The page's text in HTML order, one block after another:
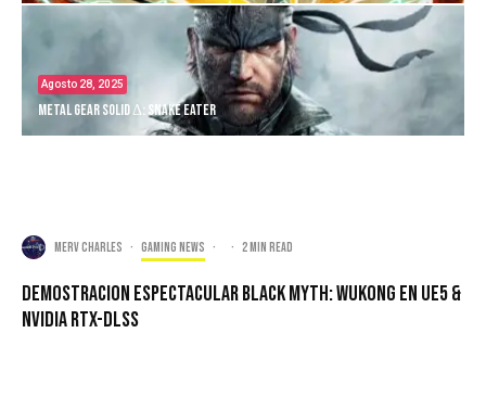
Agosto 28, 2025
Metal Gear Solid Δ: Snake Eater
Merv Charles · Gaming news · · 2 min read
Demostracion Espectacular Black Myth: Wukong En UE5 &
Nvidia RTX-DLSS